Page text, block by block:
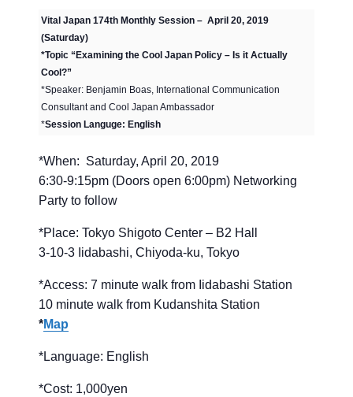
Vital Japan 174th Monthly Session – April 20, 2019
(Saturday)
*Topic “Examining the Cool Japan Policy – Is it Actually
Cool?”
*Speaker: Benjamin Boas, International Communication
Consultant and Cool Japan Ambassador
*Session Languge: English
*When: Saturday, April 20, 2019
6:30-9:15pm (Doors open 6:00pm) Networking
Party to follow
*Place: Tokyo Shigoto Center – B2 Hall
3-10-3 Iidabashi, Chiyoda-ku, Tokyo
*Access: 7 minute walk from Iidabashi Station
10 minute walk from Kudanshita Station
*Map
*Language: English
*Cost: 1,000yen